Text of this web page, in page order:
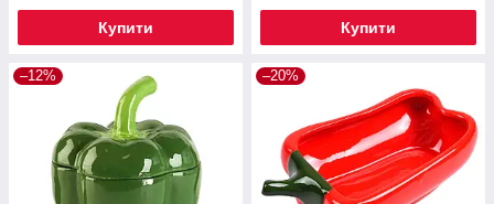
Купити Купити
–12% –20%